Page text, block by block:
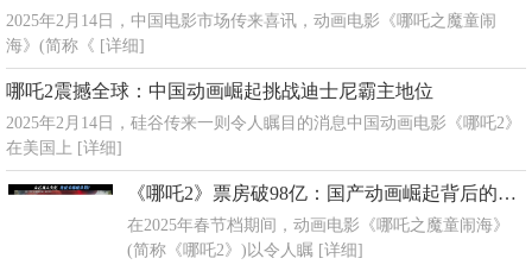
2025年2月14日，中国电影市场传来喜讯，动画电影《哪吒之魔童闹
海》(简称《 [详细]
哪吒2震撼全球：中国动画崛起挑战迪士尼霸主地位
2025年2月14日，硅谷传来一则令人瞩目的消息中国动画电影《哪吒2》
在美国上 [详细]
《哪吒2》票房破98亿：国产动画崛起背后的商业密码与文化力量
在2025年春节档期间，动画电影《哪吒之魔童闹海》
(简称《哪吒2》)以令人瞩 [详细]